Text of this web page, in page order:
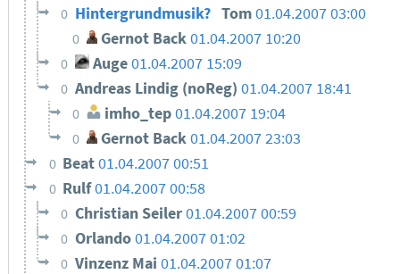
0 Hintergrundmusik? Tom01.04.2007 03:00
0 Gernot Back01.04.2007 10:20
0 Auge 01.04.2007 15:09
0 Andreas Lindig (noReg) 01.04.2007 18:41
0 imho_tep01.04.2007 19:04
0 Gernot Back01.04.2007 23:03
0 Beat01.04.2007 00:51
0 Rulf01.04.2007 00:58
0 Christian Seiler01.04.2007 00:59
0 Orlando01.04.2007 01:02
0 Vinzenz Mai 01.04.2007 01:07